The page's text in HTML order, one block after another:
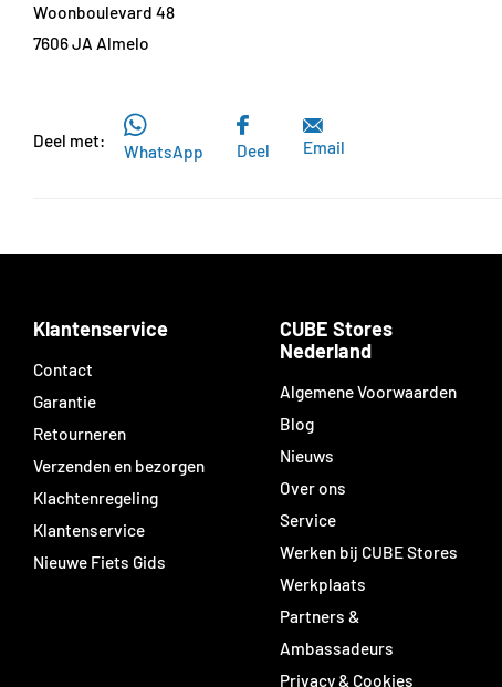
Woonboulevard 48
7606 JA Almelo
Deel met:
WhatsApp Deel Email
Klantenservice
Contact
Garantie
Retourneren
Verzenden en bezorgen
Klachtenregeling
Klantenservice
Nieuwe Fiets Gids
CUBE Stores
Nederland
Algemene Voorwaarden
Blog
Nieuws
Over ons
Service
Werken bij CUBE Stores
Werkplaats
Partners &
Ambassadeurs
Privacy & Cookies